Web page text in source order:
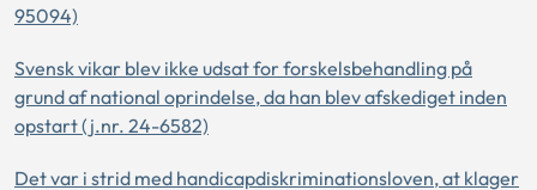
95094)
Svensk vikar blev ikke udsat for forskelsbehandling på
grund af national oprindelse, da han blev afskediget inden
opstart (j.nr. 24-6582)
Det var i strid med handicapdiskriminationsloven, at klager